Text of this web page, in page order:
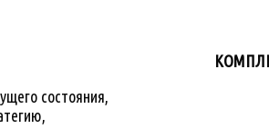
состояния,